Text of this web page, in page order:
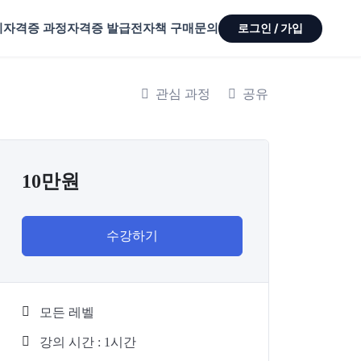
관심 과정 공유
10만원
수강하기
모든 레벨
강의 시간 : 1시간
자격증 과정자격증 발급전자책 구매문의 로그인 / 가입